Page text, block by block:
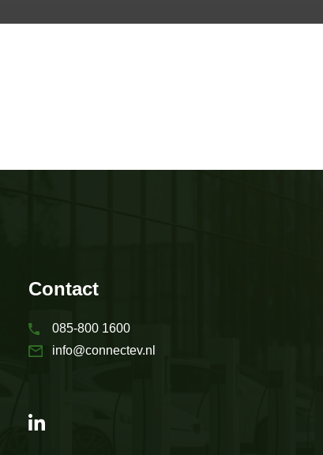
Contact
085-800 1600
info@connectev.nl